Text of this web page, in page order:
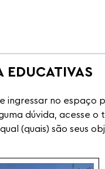
EDUCATIVAS
ingressar no
dúvida, acesse
(quais) são seus